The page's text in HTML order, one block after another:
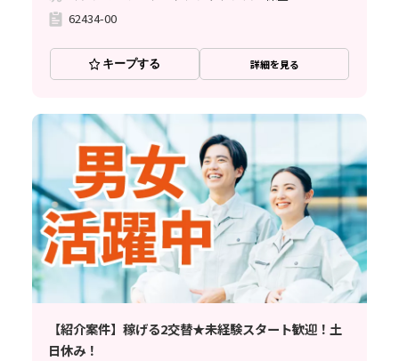
62434-00
キープする 詳細を見る
【紹介案件】稼げる2交替★未経験スタート歓迎！土
日休み！